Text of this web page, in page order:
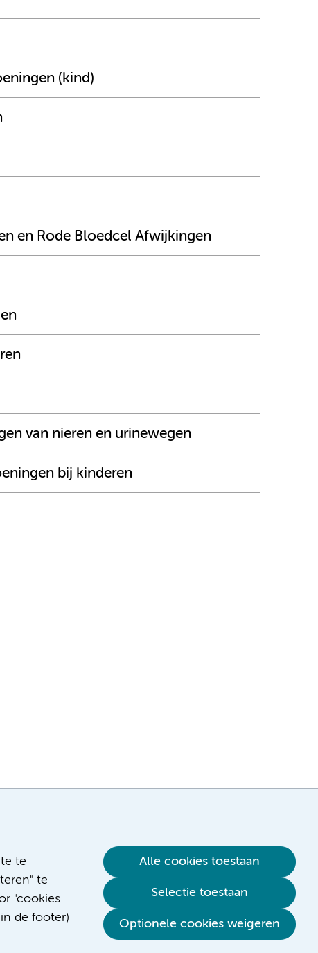
te
te
"cookies
de footer)
Alle cookies toestaan
Selectie toestaan
Optionele cookies weigeren
(kind)
en Rode Bloedcel Afwijkingen
van nieren en urinewegen
bij kinderen
Verwijzen & diagnostiek